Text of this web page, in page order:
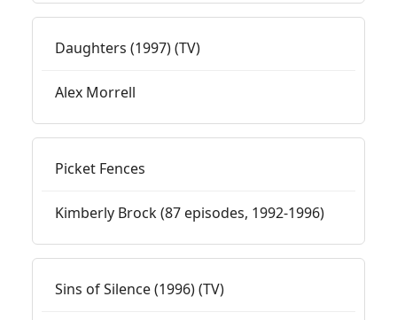
Daughters (1997) (TV)
Alex Morrell
Picket Fences
Kimberly Brock (87 episodes, 1992-1996)
Sins of Silence (1996) (TV)